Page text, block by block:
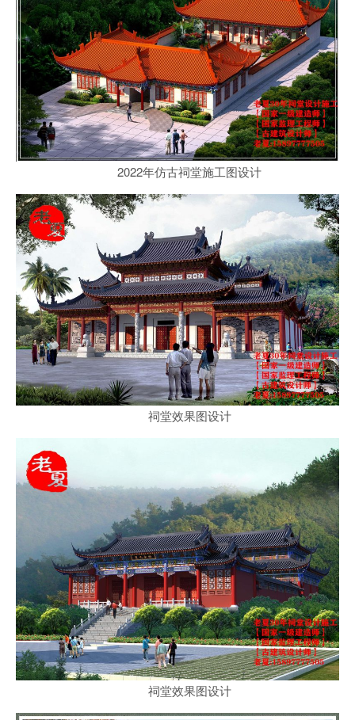
2022年仿古祠堂施工图设计
祠堂效果图设计
祠堂效果图设计